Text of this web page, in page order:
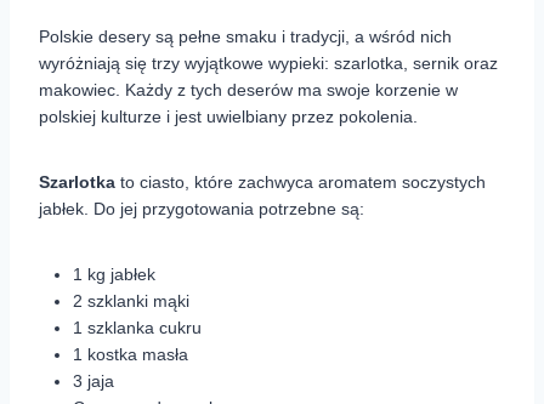
Polskie desery są pełne smaku i tradycji, a wśród nich
wyróżniają się trzy wyjątkowe wypieki: szarlotka, sernik oraz
makowiec. Każdy z tych deserów ma swoje korzenie w
polskiej kulturze i jest uwielbiany przez pokolenia.
Szarlotka to ciasto, które zachwyca aromatem soczystych
jabłek. Do jej przygotowania potrzebne są:
1 kg jabłek
2 szklanki mąki
1 szklanka cukru
1 kostka masła
3 jaja